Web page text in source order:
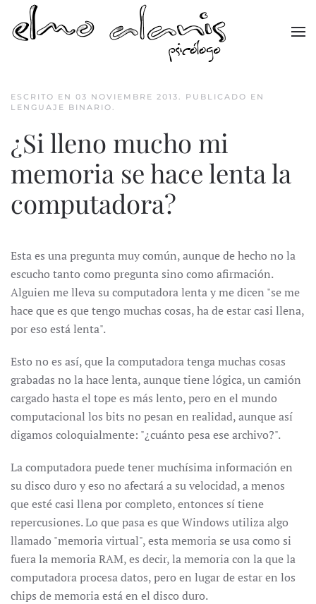
Skip to main content
ESCRITO EN 03 NOVIEMBRE 2013. PUBLICADO EN
LENGUAJE BINARIO.
¿Si lleno mucho mi
memoria se hace lenta la
computadora?
Esta es una pregunta muy común, aunque de hecho no la
escucho tanto como pregunta sino como afirmación.
Alguien me lleva su computadora lenta y me dicen "se me
hace que es que tengo muchas cosas, ha de estar casi llena,
por eso está lenta".
Esto no es así, que la computadora tenga muchas cosas
grabadas no la hace lenta, aunque tiene lógica, un camión
cargado hasta el tope es más lento, pero en el mundo
computacional los bits no pesan en realidad, aunque así
digamos coloquialmente: "¿cuánto pesa ese archivo?".
La computadora puede tener muchísima información en
su disco duro y eso no afectará a su velocidad, a menos
que esté casi llena por completo, entonces sí tiene
repercusiones. Lo que pasa es que Windows utiliza algo
llamado "memoria virtual", esta memoria se usa como si
fuera la memoria RAM, es decir, la memoria con la que la
computadora procesa datos, pero en lugar de estar en los
chips de memoria está en el disco duro.